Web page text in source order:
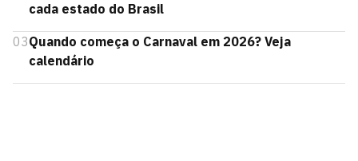
cada estado do Brasil
03Quando começa o Carnaval em 2026? Veja
calendário